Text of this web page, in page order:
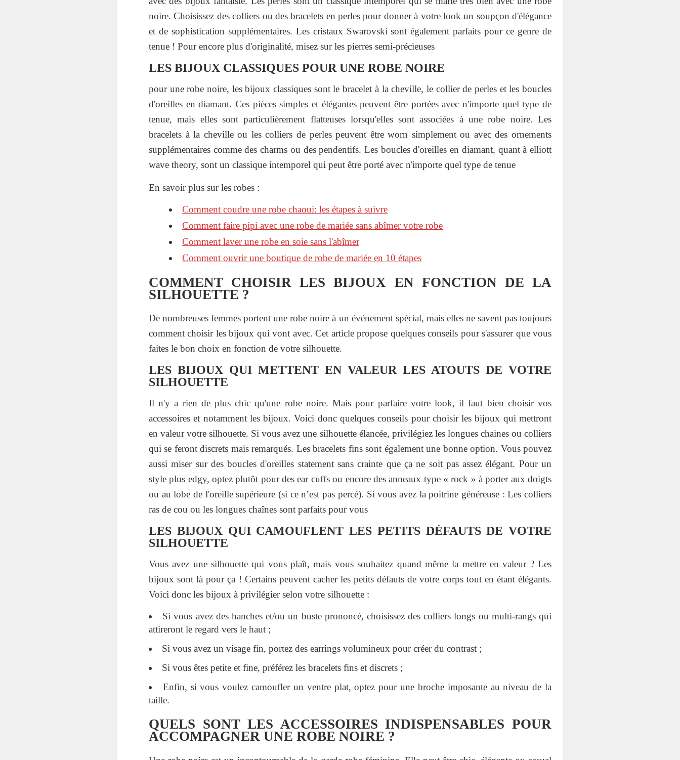
noire. Choisissez des colliers ou des bracelets en perles pour donner à votre look un soupçon d'élégance
et de sophistication supplémentaires. Les cristaux Swarovski sont également parfaits pour ce genre de
tenue ! Pour encore plus d'originalité, misez sur les pierres semi-précieuses
LES BIJOUX CLASSIQUES POUR UNE ROBE NOIRE
pour une robe noire, les bijoux classiques sont le bracelet à la cheville, le collier de perles et les boucles
d'oreilles en diamant. Ces pièces simples et élégantes peuvent être portées avec n'importe quel type de
tenue, mais elles sont particulièrement flatteuses lorsqu'elles sont associées à une robe noire. Les
bracelets à la cheville ou les colliers de perles peuvent être worn simplement ou avec des ornements
supplémentaires comme des charms ou des pendentifs. Les boucles d'oreilles en diamant, quant à elliott
wave theory, sont un classique intemporel qui peut être porté avec n'importe quel type de tenue
En savoir plus sur les robes :
Comment coudre une robe chaoui: les étapes à suivre
Comment faire pipi avec une robe de mariée sans abîmer votre robe
Comment laver une robe en soie sans l'abîmer
Comment ouvrir une boutique de robe de mariée en 10 étapes
COMMENT CHOISIR LES BIJOUX EN FONCTION DE LA
SILHOUETTE ?
De nombreuses femmes portent une robe noire à un événement spécial, mais elles ne savent pas toujours
comment choisir les bijoux qui vont avec. Cet article propose quelques conseils pour s'assurer que vous
faites le bon choix en fonction de votre silhouette.
LES BIJOUX QUI METTENT EN VALEUR LES ATOUTS DE VOTRE
SILHOUETTE
Il n'y a rien de plus chic qu'une robe noire. Mais pour parfaire votre look, il faut bien choisir vos
accessoires et notamment les bijoux. Voici donc quelques conseils pour choisir les bijoux qui mettront
en valeur votre silhouette. Si vous avez une silhouette élancée, privilégiez les longues chaines ou colliers
qui se feront discrets mais remarqués. Les bracelets fins sont également une bonne option. Vous pouvez
aussi miser sur des boucles d'oreilles statement sans crainte que ça ne soit pas assez élégant. Pour un
style plus edgy, optez plutôt pour des ear cuffs ou encore des anneaux type « rock » à porter aux doigts
ou au lobe de l'oreille supérieure (si ce n’est pas percé). Si vous avez la poitrine généreuse : Les colliers
ras de cou ou les longues chaînes sont parfaits pour vous
LES BIJOUX QUI CAMOUFLENT LES PETITS DÉFAUTS DE VOTRE
SILHOUETTE
Vous avez une silhouette qui vous plaît, mais vous souhaitez quand même la mettre en valeur ? Les
bijoux sont là pour ça ! Certains peuvent cacher les petits défauts de votre corps tout en étant élégants.
Voici donc les bijoux à privilégier selon votre silhouette :
Si vous avez des hanches et/ou un buste prononcé, choisissez des colliers longs ou multi-rangs qui
attireront le regard vers le haut ;
Si vous avez un visage fin, portez des earrings volumineux pour créer du contrast ;
Si vous êtes petite et fine, préférez les bracelets fins et discrets ;
Enfin, si vous voulez camoufler un ventre plat, optez pour une broche imposante au niveau de la
taille.
QUELS SONT LES ACCESSOIRES INDISPENSABLES POUR
ACCOMPAGNER UNE ROBE NOIRE ?